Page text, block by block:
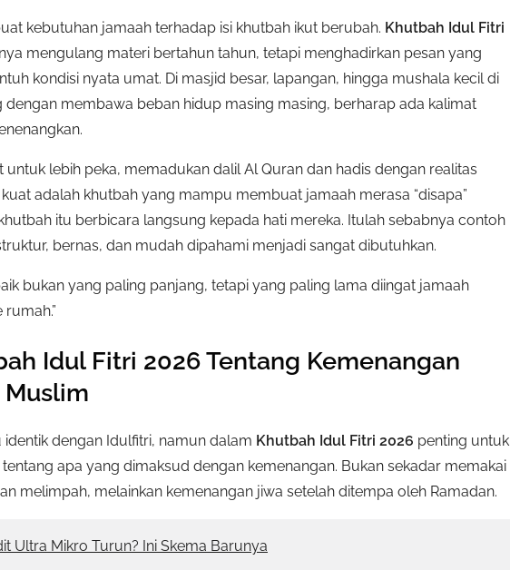
kebutuhan jamaah terhadap isi khutbah ikut berubah. Khutbah Idul Fitri
mengulang materi bertahun tahun, tetapi menghadirkan pesan yang
kondisi nyata umat. Di masjid besar, lapangan, hingga mushala kecil di
dengan membawa beban hidup masing masing, berharap ada kalimat
untuk lebih peka, memadukan dalil Al Quran dan hadis dengan realitas
adalah khutbah yang mampu membuat jamaah merasa “disapa”
itu berbicara langsung kepada hati mereka. Itulah sebabnya contoh
bernas, dan mudah dipahami menjadi sangat dibutuhkan.
bukan yang paling panjang, tetapi yang paling lama diingat jamaah
Idul Fitri 2026 Tentang Kemenangan
dengan Idulfitri, namun dalam Khutbah Idul Fitri 2026 penting untuk
apa yang dimaksud dengan kemenangan. Bukan sekadar memakai
melimpah, melainkan kemenangan jiwa setelah ditempa oleh Ramadan.
Ultra Mikro Turun? Ini Skema Barunya